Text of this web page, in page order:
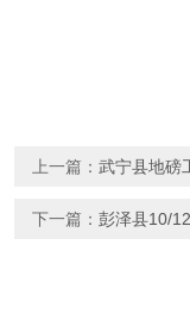
上一篇： 武宁县地磅
下一篇： 彭泽县10/